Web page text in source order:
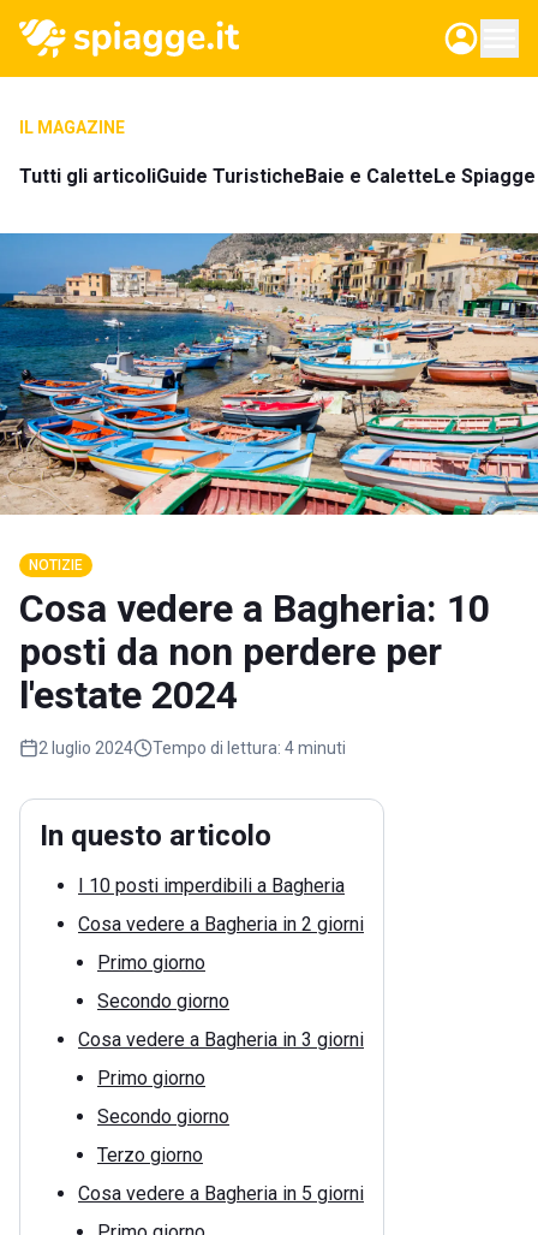
IL MAGAZINE
Tutti gli articoliGuide TuristicheBaie e CaletteLe
NOTIZIE
Cosa vedere a Bagheria: 10
posti da non perdere per
l'estate 2024
2 luglio 2024 Tempo di lettura: 4 minuti
In questo articolo
I 10 posti imperdibili a Bagheria
Cosa vedere a Bagheria in 2 giorni
Primo giorno
Secondo giorno
Cosa vedere a Bagheria in 3 giorni
Primo giorno
Secondo giorno
Terzo giorno
Cosa vedere a Bagheria in 5 giorni